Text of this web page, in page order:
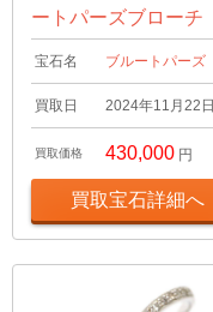
ートパーズブローチ
宝石名 ブルートパーズ
買取日 2024年11月22日
買取価格 430,000 円
買取宝石詳細へ